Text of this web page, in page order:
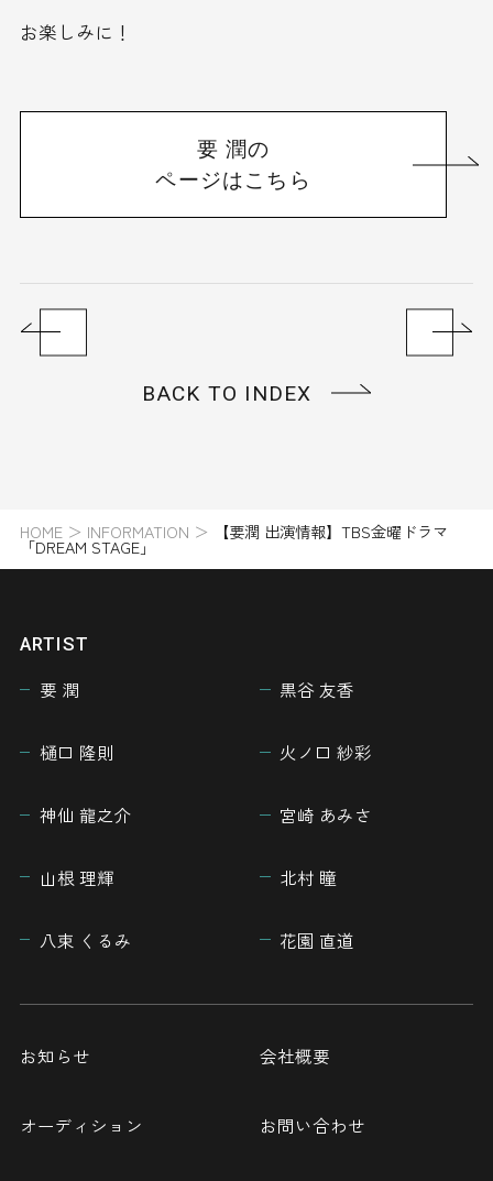
お楽しみに！
要 潤の
ページはこちら
BACK TO INDEX
HOME＞ INFORMATION ＞ 【要潤 出演情報】TBS金曜ドラマ
「DREAM STAGE」
ARTIST
要 潤 黒谷 友香
樋口 隆則 火ノ口 紗彩
神仙 龍之介 宮崎 あみさ
山根 理輝 北村 瞳
八束 くるみ 花園 直道
お知らせ 会社概要
オーディション お問い合わせ